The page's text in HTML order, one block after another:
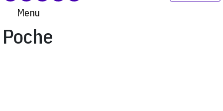
Menu
Poche